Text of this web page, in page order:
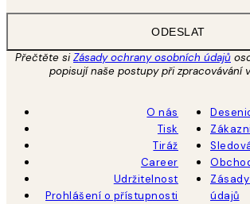
ODESLAT
Přečtěte siZásady ochrany osobních údajů
popisují naše postupy při zpracovávání
O nás
Tisk
Tiráž
Career
Udržitelnost
Prohlášení o přístupnosti
údajů